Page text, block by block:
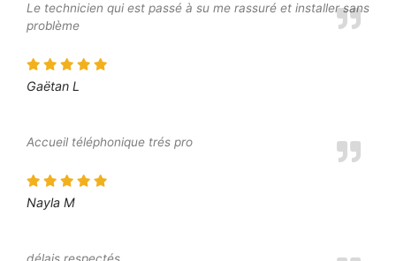
Le technicien qui est passé à su me rassuré et installer sans
problème
Gaëtan L
Accueil téléphonique trés pro
Nayla M